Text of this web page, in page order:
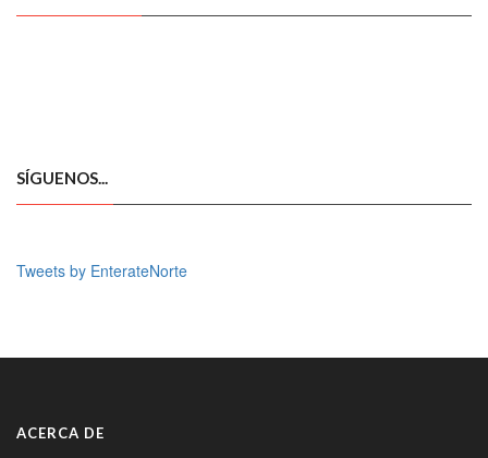
SÍGUENOS...
Tweets by EnterateNorte
ACERCA DE